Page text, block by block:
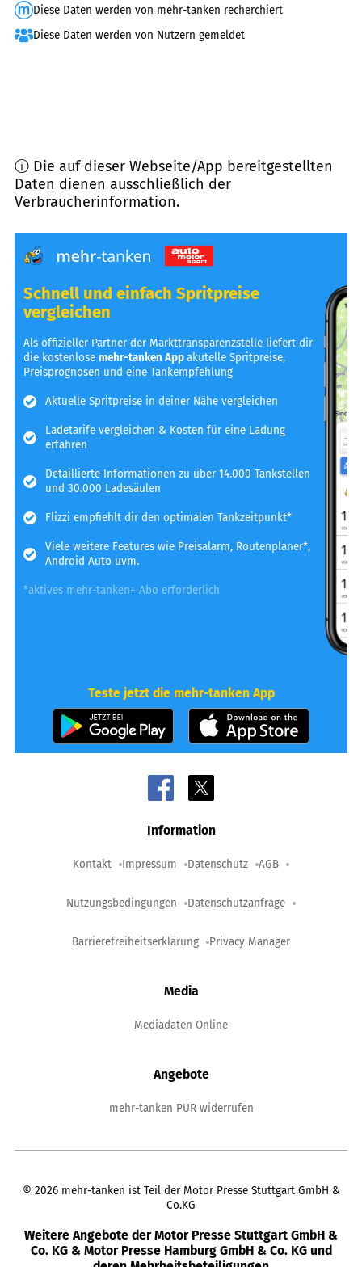
Diese Daten werden von mehr-tanken recherchiert
Diese Daten werden von Nutzern gemeldet
ⓘ Die auf dieser Webseite/App bereitgestellten
Daten dienen ausschließlich der
Verbraucherinformation.
Schnell und einfach Spritpreise
vergleichen
Als offizieller Partner der Markttransparenzstelle liefert dir
die kostenlosemehr-tanken Appakutelle Spritpreise,
Preisprognosen und eine Tankempfehlung
Aktuelle Spritpreise in deiner Nähe vergleichen
Ladetarife vergleichen & Kosten für eine Ladung
erfahren
Detaillierte Informationen zu über 14.000 Tankstellen
und 30.000 Ladesäulen
Flizzi empfiehlt dir den optimalen Tankzeitpunkt*
Viele weitere Features wie Preisalarm, Routenplaner*,
Android Auto uvm.
*aktives mehr-tanken+ Abo erforderlich
Teste jetzt die mehr-tanken App
Information
Kontakt Impressum Datenschutz AGB
Nutzungsbedingungen Datenschutzanfrage
Barrierefreiheitserklärung Privacy Manager
Media
Mediadaten Online
Angebote
mehr-tanken PUR widerrufen
© 2026 mehr-tanken ist Teil der Motor Presse Stuttgart GmbH &
Co.KG
Weitere Angebote der Motor Presse Stuttgart GmbH &
Co. KG & Motor Presse Hamburg GmbH & Co. KG und